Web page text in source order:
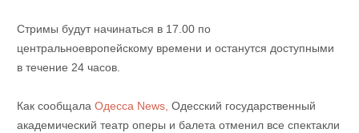
Стримы будут начинаться в 17.00 по
центральноевропейскому времени и останутся доступными
в течение 24 часов.
Как сообщала Одесса News, Одесский государственный
академический театр оперы и балета отменил все спектакли